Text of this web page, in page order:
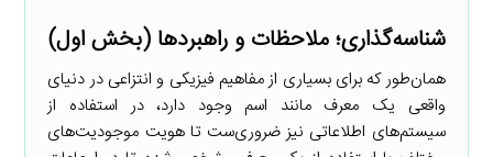
شناسه‌گذاری؛ ملاحظات و راهبردها (بخش اول)
همان‌طور که برای بسیاری از مفاهیم فیزیکی و انتزاعی در دنیای
واقعی یک معرف مانند اسم وجود دارد، در استفاده از
سیستم‌های اطلاعاتی نیز ضروری‌ست تا هویت موجودیت‌های